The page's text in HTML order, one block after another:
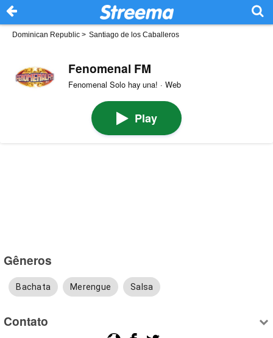
Dominican Republic > Santiago de los Caballeros
Fenomenal FM
Fenomenal Solo hay una! · Web
Play
Gêneros
Bachata Merengue Salsa
Contato